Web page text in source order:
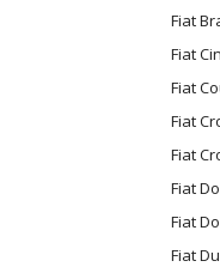
Fiat
Fiat
Fiat
Fiat
Fiat
Fiat
Fiat
Fiat